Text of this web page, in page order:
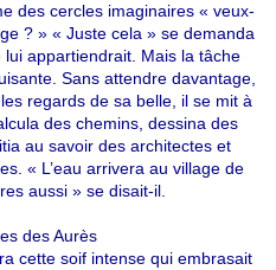
des cercles imaginaires « veux-
? » « Juste cela » se demanda
appartiendrait. Mais la tâche
Sans attendre davantage,
regards de sa belle, il se mit à
des chemins, dessina des
au savoir des architectes et
« L’eau arrivera au village de
aussi » se disait-il.
des Aurès
cette soif intense qui embrasait